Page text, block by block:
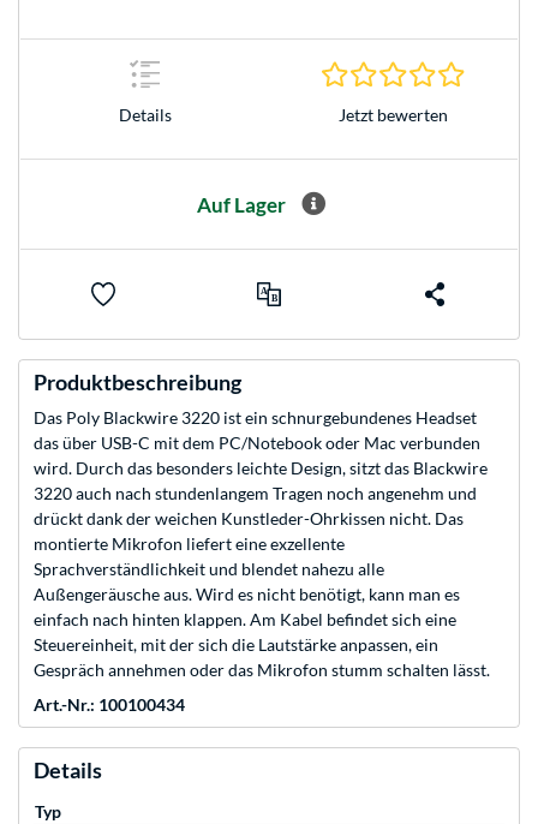
Details Jetzt bewerten
Auf Lager
Produktbeschreibung
Das Poly Blackwire 3220 ist ein schnurgebundenes Headset
das über USB-C mit dem PC/Notebook oder Mac verbunden
wird. Durch das besonders leichte Design, sitzt das Blackwire
3220 auch nach stundenlangem Tragen noch angenehm und
drückt dank der weichen Kunstleder-Ohrkissen nicht. Das
montierte Mikrofon liefert eine exzellente
Sprachverständlichkeit und blendet nahezu alle
Außengeräusche aus. Wird es nicht benötigt, kann man es
einfach nach hinten klappen. Am Kabel befindet sich eine
Steuereinheit, mit der sich die Lautstärke anpassen, ein
Gespräch annehmen oder das Mikrofon stumm schalten lässt.
Art.-Nr.: 100100434
Details
Typ